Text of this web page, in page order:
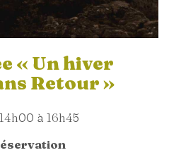
« Un hiver
Retour »
à 16h45